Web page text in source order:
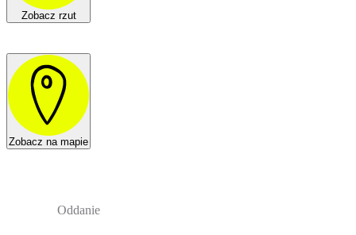
Zobacz rzut
Zobacz na mapie
Oddanie